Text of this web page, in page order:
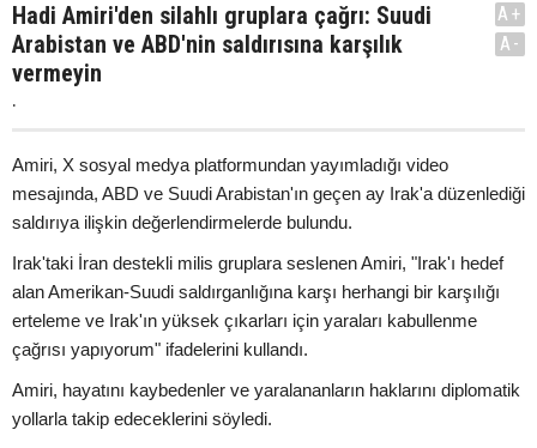
Hadi Amiri'den silahlı gruplara çağrı: Suudi
Arabistan ve ABD'nin saldırısına karşılık
vermeyin
.
A+
A-
Amiri, X sosyal medya platformundan yayımladığı video
mesajında, ABD ve Suudi Arabistan'ın geçen ay Irak'a düzenlediği
saldırıya ilişkin değerlendirmelerde bulundu.
Irak'taki İran destekli milis gruplara seslenen Amiri, "Irak'ı hedef
alan Amerikan-Suudi saldırganlığına karşı herhangi bir karşılığı
erteleme ve Irak'ın yüksek çıkarları için yaraları kabullenme
çağrısı yapıyorum" ifadelerini kullandı.
Amiri, hayatını kaybedenler ve yaralananların haklarını diplomatik
yollarla takip edeceklerini söyledi.